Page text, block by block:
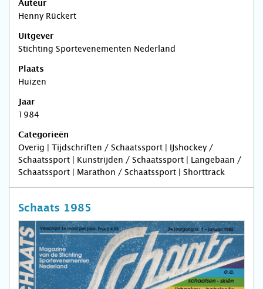
Auteur
Henny Rückert
Uitgever
Stichting Sportevenementen Nederland
Plaats
Huizen
Jaar
1984
Categorieën
Overig | Tijdschriften / Schaatssport | IJshockey /
Schaatssport | Kunstrijden / Schaatssport | Langebaan /
Schaatssport | Marathon / Schaatssport | Shorttrack
Schaats 1985